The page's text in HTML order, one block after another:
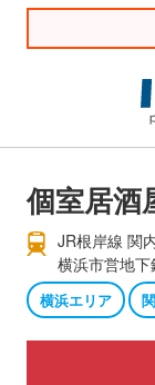
個室居酒
JR根岸線 関
横浜市営地
横浜エリア